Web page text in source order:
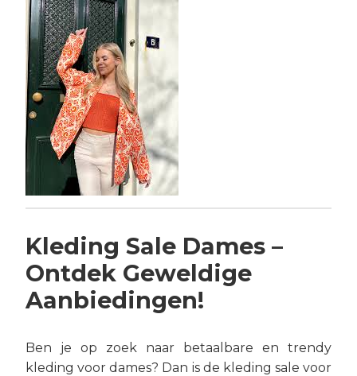
Kleding Sale Dames –
Ontdek Geweldige
Aanbiedingen!
Ben je op zoek naar betaalbare en trendy
kleding voor dames? Dan is de kleding sale voor